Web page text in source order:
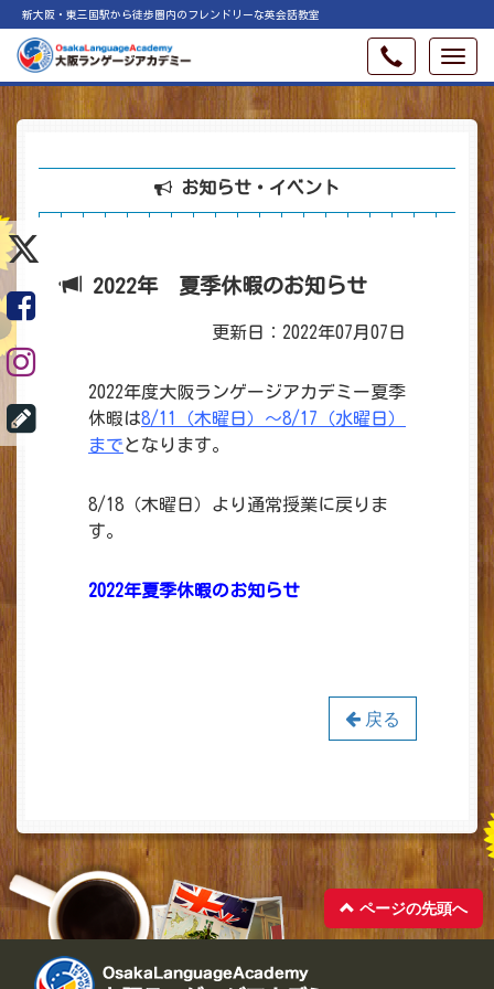
新大阪・東三国駅から徒歩圏内のフレンドリーな英会話教室
お知らせ・イベント
2022年 夏季休暇のお知らせ
更新日：2022年07月07日
2022年度大阪ランゲージアカデミー夏季
休暇は8/11（木曜日）～8/17（水曜日）
までとなります。
8/18（木曜日）より通常授業に戻りま
す。
2022年夏季休暇のお知らせ
戻る
ページの先頭へ